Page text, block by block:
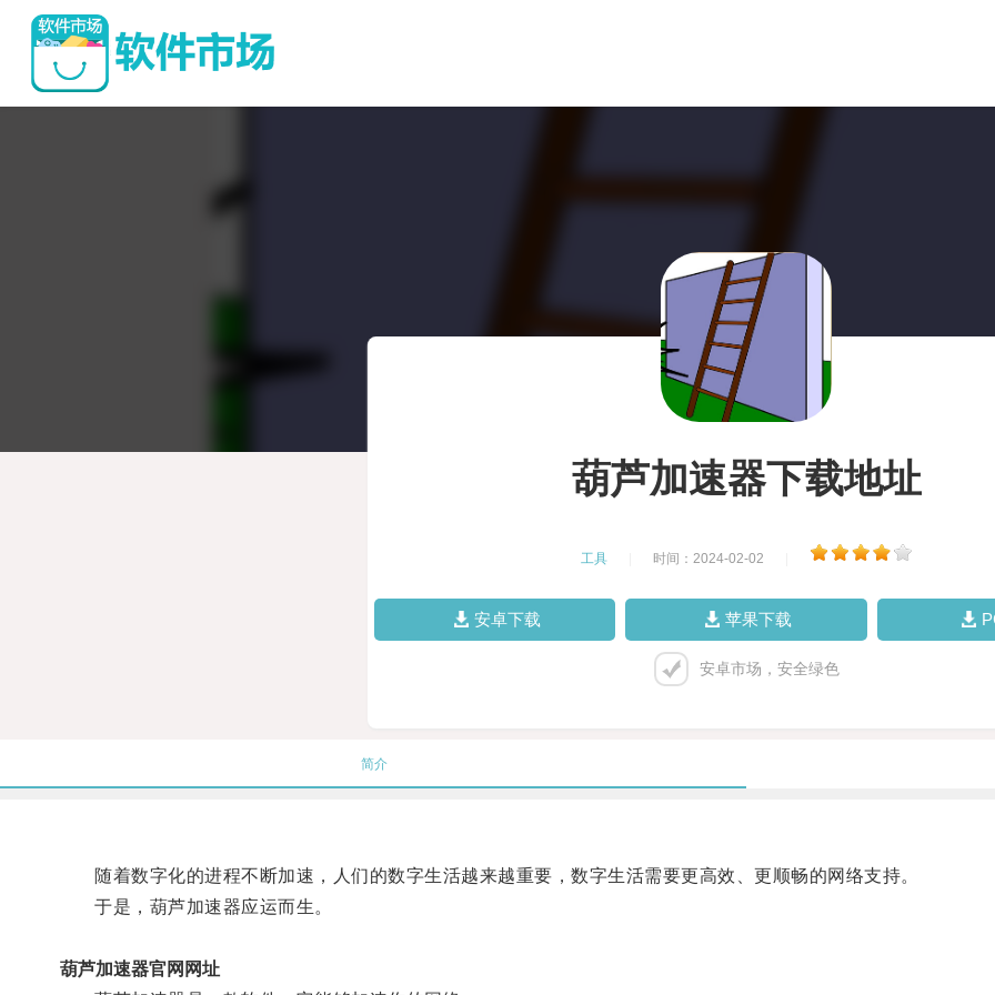
葫芦加速器下载地址
工具 时间：2024-02-02
安卓下载 苹果下载
安卓市场，安全绿色
简介
随着数字化的进程不断加速，人们的数字生活越来越重要，数字生活需要更高效、更顺畅的网络支持。
于是，葫芦加速器应运而生。
葫芦加速器官网网址